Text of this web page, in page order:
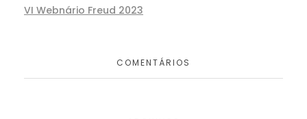
VI Webnário Freud 2023
COMENTÁRIOS